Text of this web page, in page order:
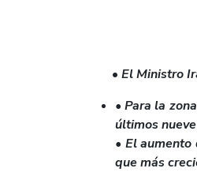
• El Ministro
• Para la
últimos
• El
que más